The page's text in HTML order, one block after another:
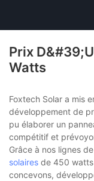
Prix
Watts
Foxtech Solar a mis
développement de
pu élaborer un
compétitif et
Grâce à nos lignes
solaires de 450
concevons,